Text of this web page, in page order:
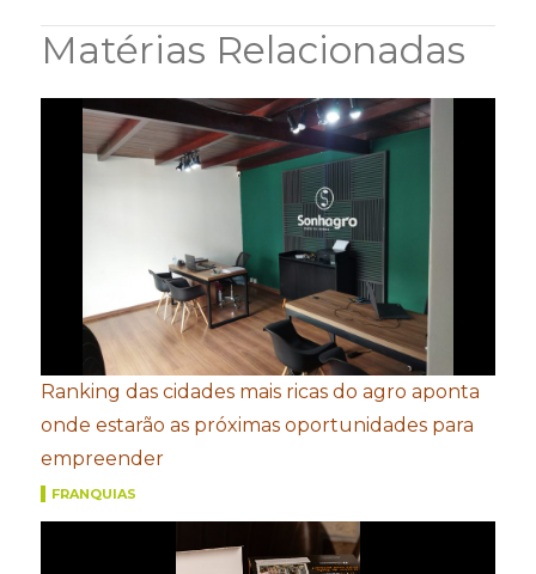
Matérias Relacionadas
Ranking das cidades mais ricas do agro aponta
onde estarão as próximas oportunidades para
empreender
FRANQUIAS